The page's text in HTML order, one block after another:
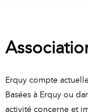
Erquy compte
Basées à Erquy ou
activité concerne et